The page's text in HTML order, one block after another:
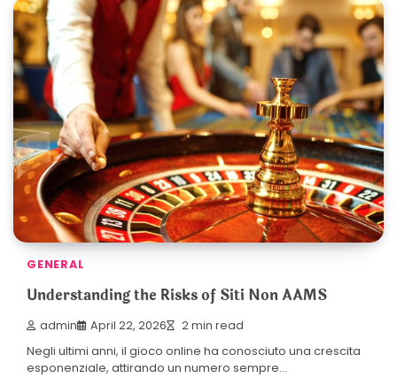
GENERAL
Understanding the Risks of Siti Non AAMS
admin April 22, 2026 2 min read
Negli ultimi anni, il gioco online ha conosciuto una crescita
esponenziale, attirando un numero sempre…